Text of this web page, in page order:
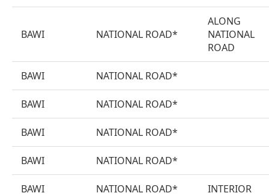
BAWI NATIONAL ROAD*
ALONG
NATIONAL
ROAD
BAWI NATIONAL ROAD*
BAWI NATIONAL ROAD*
BAWI NATIONAL ROAD*
BAWI NATIONAL ROAD*
BAWI NATIONAL ROAD* INTERIOR